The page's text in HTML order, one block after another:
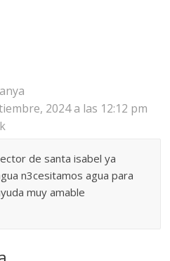
2024 a las 12:12 pm
de santa isabel ya
n3cesitamos agua para
muy amable